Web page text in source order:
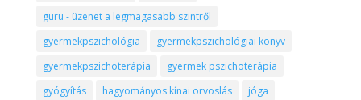
guru - üzenet a legmagasabb szintről
gyermekpszichológia
gyermekpszichológiai könyv
gyermekpszichoterápia
gyermek pszichoterápia
gyógyítás
hagyományos kínai orvoslás
jóga